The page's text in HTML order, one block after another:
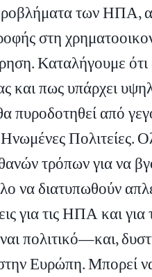
των ΗΠΑ,
στη
Καταλήγουμε ότι
και πως υπάρχει
πυροδοτηθεί από
Πολιτείες.
τρόπων για να
να διατυπωθούν
για τις ΗΠΑ και
πολιτικό—και,
Ευρώπη. Μπορεί